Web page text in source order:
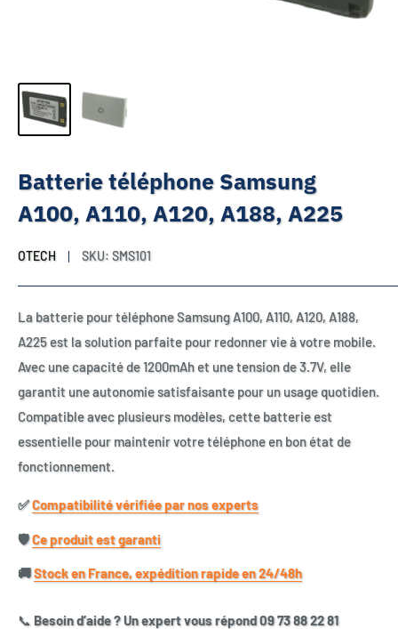
Batterie téléphone Samsung
A100, A110, A120, A188, A225
OTECH SKU: SMS101
La batterie pour téléphone Samsung A100, A110, A120, A188,
A225 est la solution parfaite pour redonner vie à votre mobile.
Avec une capacité de 1200mAh et une tension de 3.7V, elle
garantit une autonomie satisfaisante pour un usage quotidien.
Compatible avec plusieurs modèles, cette batterie est
essentielle pour maintenir votre téléphone en bon état de
fonctionnement.
✅​Compatibilité vérifiée par nos experts
🛡️​Ce produit est garanti
🚚​Stock en France, expédition rapide en 24/48h
📞 Besoin d’aide ? Un expert vous répond 09 73 88 22 81